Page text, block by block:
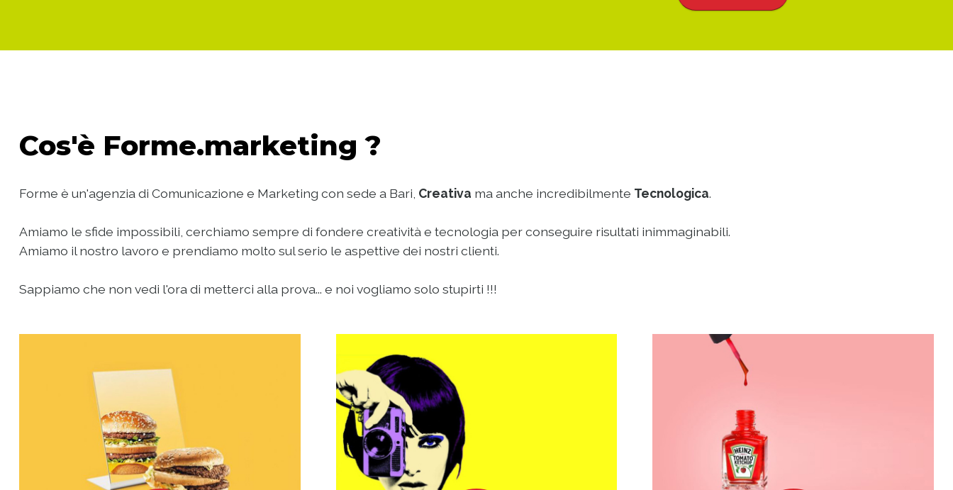
Cos'è Forme.marketing ?
Forme è un'agenzia di Comunicazione e Marketing con sede a Bari, Creativa ma anche incredibilmente Tecnologica.
Amiamo le sfide impossibili, cerchiamo sempre di fondere creatività e tecnologia per conseguire risultati inimmaginabili.
Amiamo il nostro lavoro e prendiamo molto sul serio le aspettive dei nostri clienti.
Sappiamo che non vedi l'ora di metterci alla prova... e noi vogliamo solo stupirti !!!